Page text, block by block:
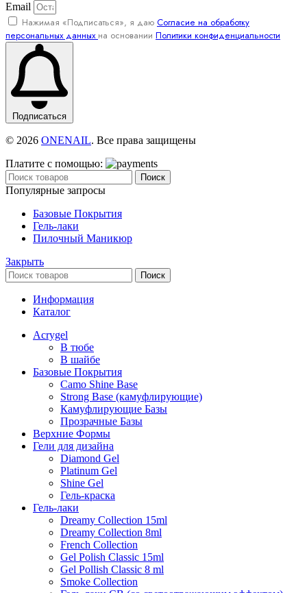
Email
Нажимая «Подписаться», я даю Согласие на обработку
персональных данных на основании Политики конфиденциальности
Подписаться
© 2026 ONENAIL. Все права защищены
Платите с помощью:
Поиск
Популярные запросы
Базовые Покрытия
Гель-лаки
Пилочный Маникюр
Закрыть
Поиск
Информация
Каталог
Acrygel
В тюбе
В шайбе
Базовые Покрытия
Camo Shine Base
Strong Base (камуфлирующие)
Камуфлирующие Базы
Прозрачные Базы
Верхние Формы
Гели для дизайна
Diamond Gel
Platinum Gel
Shine Gel
Гель-краска
Гель-лаки
Dreamy Collection 15ml
Dreamy Collection 8ml
French Collection
Gel Polish Classic 15ml
Gel Pollish Classic 8 ml
Smoke Collection